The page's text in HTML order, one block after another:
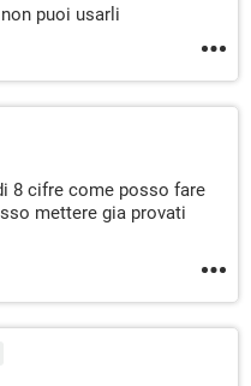
puoi usarli
8 cifre come posso fare
mettere gia provati